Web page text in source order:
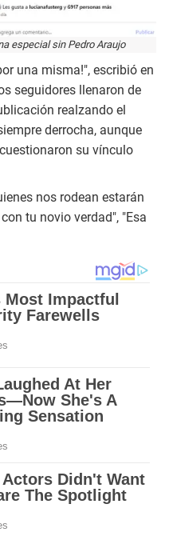
especial sin Pedro Araujo
una misma!", escribió en
seguidores llenaron de
realzando el
derrocha, aunque
su vínculo
nos rodean estarán
tu novio verdad", "Esa